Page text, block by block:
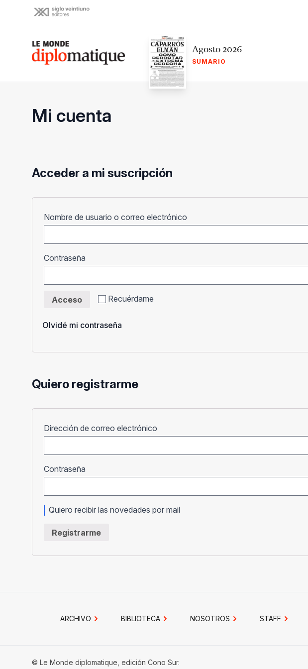
Le monde diplomatique Agosto 2026
SUMARIO
Mi cuenta
Acceder a mi suscripción
Nombre de usuario o correo electrónico
Contraseña
Recuérdame
Acceso
Olvidé mi contraseña
Quiero registrarme
Dirección de correo electrónico
Contraseña
Quiero recibir las novedades por mail
Registrarme
ARCHIVO BIBLIOTECA NOSOTROS STAFF
© Le Monde diplomatique, edición Cono Sur.